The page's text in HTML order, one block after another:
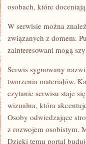
osobach, które
W serwisie można
związanych z domem.
zainteresowani mogą
Serwis sygnowany
tworzenia materiałów.
czytanie serwisu staje
wizualna, która
Osoby odwiedzające
z rozwojem osobistym.
Dzięki temu portal